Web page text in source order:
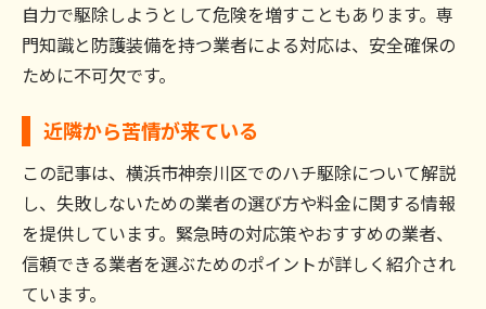
自力で駆除しようとして危険を増すこともあります。専
門知識と防護装備を持つ業者による対応は、安全確保の
ために不可欠です。
近隣から苦情が来ている
この記事は、横浜市神奈川区でのハチ駆除について解説
し、失敗しないための業者の選び方や料金に関する情報
を提供しています。緊急時の対応策やおすすめの業者、
信頼できる業者を選ぶためのポイントが詳しく紹介され
ています。